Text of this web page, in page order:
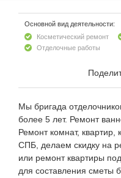
Основной вид деятельности:
Косметический ремонт
Отделочные работы
Мы бригада
более 5 лет. Ремонт
Ремонт комнат,
СПБ, делаем скидку на
или ремонт квартиры
для составления сметы